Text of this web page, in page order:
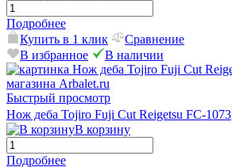
Подробнее
Купить в 1 клик
Сравнение
В избранное
В наличии
Быстрый просмотр
Нож деба Tojiro Fuji Cut Reigetsu FC-1073
В корзину
Подробнее